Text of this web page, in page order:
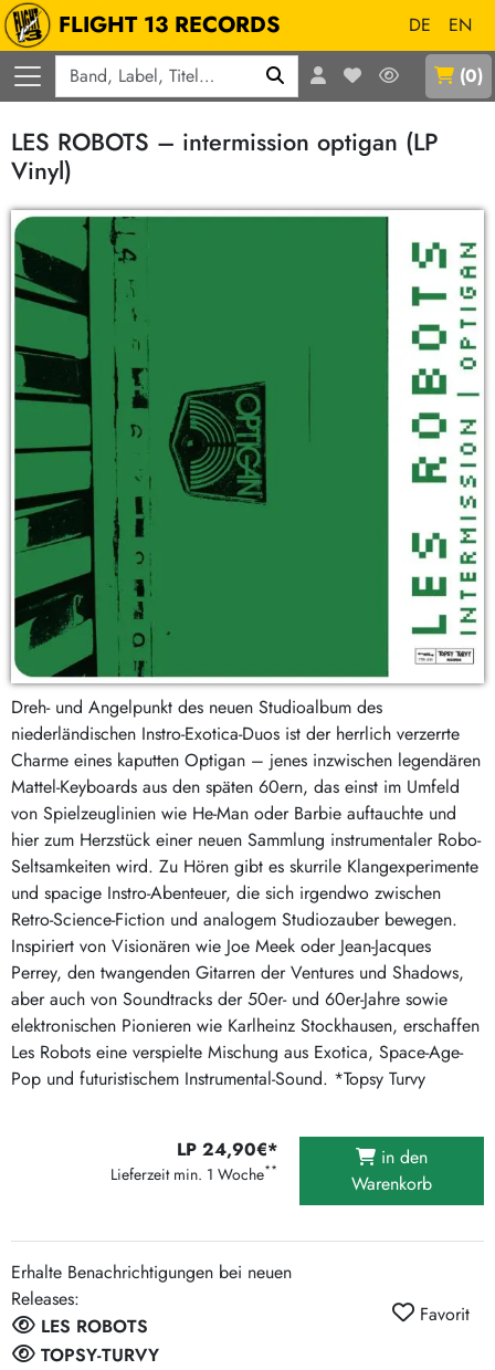
FLIGHT 13 RECORDS DE
EN
(0)
LES ROBOTS – intermission optigan (LP
Vinyl)
Dreh- und Angelpunkt des neuen Studioalbum des
niederländischen Instro-Exotica-Duos ist der herrlich verzerrte
Charme eines kaputten Optigan – jenes inzwischen legendären
Mattel-Keyboards aus den späten 60ern, das einst im Umfeld
von Spielzeuglinien wie He-Man oder Barbie auftauchte und
hier zum Herzstück einer neuen Sammlung instrumentaler Robo-
Seltsamkeiten wird. Zu Hören gibt es skurrile Klangexperimente
und spacige Instro-Abenteuer, die sich irgendwo zwischen
Retro-Science-Fiction und analogem Studiozauber bewegen.
Inspiriert von Visionären wie Joe Meek oder Jean-Jacques
Perrey, den twangenden Gitarren der Ventures und Shadows,
aber auch von Soundtracks der 50er- und 60er-Jahre sowie
elektronischen Pionieren wie Karlheinz Stockhausen, erschaffen
Les Robots eine verspielte Mischung aus Exotica, Space-Age-
Pop und futuristischem Instrumental-Sound. *Topsy Turvy
LP 24,90€*
Lieferzeit min. 1 Woche**
in den
Warenkorb
Erhalte Benachrichtigungen bei neuen
Releases:
LES ROBOTS
TOPSY-TURVY
Favorit